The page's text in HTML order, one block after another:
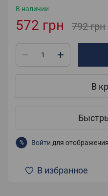
В наличии
572 грн 792 грн
В
% Войти для
В избранное